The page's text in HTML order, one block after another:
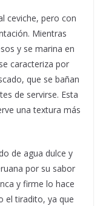
ceviche, pero con
Mientras
y se marina en
caracteriza por
que se bañan
de servirse. Esta
una textura más
de agua dulce y
por su sabor
y firme lo hace
el tiradito, ya que